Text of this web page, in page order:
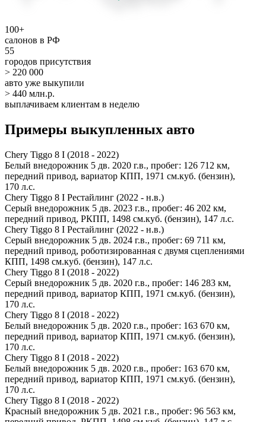
100+
салонов в РФ
55
городов присутствия
> 220 000
авто уже выкупили
> 440 млн.р.
выплачиваем клиентам в неделю
Примеры выкупленных авто
Chery Tiggo 8 I (2018 - 2022)
Белый внедорожник 5 дв. 2020 г.в., пробег: 126 712 км,
передний привод, вариатор КПП, 1971 см.куб. (бензин),
170 л.с.
Chery Tiggo 8 I Рестайлинг (2022 - н.в.)
Серый внедорожник 5 дв. 2023 г.в., пробег: 46 202 км,
передний привод, РКПП, 1498 см.куб. (бензин), 147 л.с.
Chery Tiggo 8 I Рестайлинг (2022 - н.в.)
Серый внедорожник 5 дв. 2024 г.в., пробег: 69 711 км,
передний привод, роботизированная с двумя сцеплениями
КПП, 1498 см.куб. (бензин), 147 л.с.
Chery Tiggo 8 I (2018 - 2022)
Серый внедорожник 5 дв. 2020 г.в., пробег: 146 283 км,
передний привод, вариатор КПП, 1971 см.куб. (бензин),
170 л.с.
Chery Tiggo 8 I (2018 - 2022)
Белый внедорожник 5 дв. 2020 г.в., пробег: 163 670 км,
передний привод, вариатор КПП, 1971 см.куб. (бензин),
170 л.с.
Chery Tiggo 8 I (2018 - 2022)
Белый внедорожник 5 дв. 2020 г.в., пробег: 163 670 км,
передний привод, вариатор КПП, 1971 см.куб. (бензин),
170 л.с.
Chery Tiggo 8 I (2018 - 2022)
Красный внедорожник 5 дв. 2021 г.в., пробег: 96 563 км,